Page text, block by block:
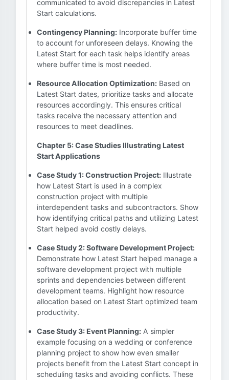
communicated to avoid discrepancies in Latest
Start calculations.
Contingency Planning: Incorporate buffer time
to account for unforeseen delays. Knowing the
Latest Start for each task helps identify areas
where buffer time is most needed.
Resource Allocation Optimization: Based on
Latest Start dates, prioritize tasks and allocate
resources accordingly. This ensures critical
tasks receive the necessary attention and
resources to meet deadlines.
Chapter 5: Case Studies Illustrating Latest
Start Applications
Case Study 1: Construction Project: Illustrate
how Latest Start is used in a complex
construction project with multiple
interdependent tasks and subcontractors. Show
how identifying critical paths and utilizing Latest
Start helped avoid costly delays.
Case Study 2: Software Development Project:
Demonstrate how Latest Start helped manage a
software development project with multiple
sprints and dependencies between different
development teams. Highlight how resource
allocation based on Latest Start optimized team
productivity.
Case Study 3: Event Planning: A simpler
example focusing on a wedding or conference
planning project to show how even smaller
projects benefit from the Latest Start concept in
scheduling tasks and avoiding conflicts. These